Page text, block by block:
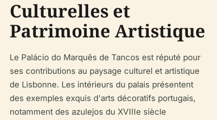
Culturelles et
Patrimoine Artistique
Le Palácio do Marquês de Tancos est réputé pour
ses contributions au paysage culturel et artistique
de Lisbonne. Les intérieurs du palais présentent
des exemples exquis d'arts décoratifs portugais,
notamment des azulejos du XVIIIe siècle